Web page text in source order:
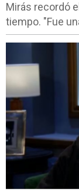
Mirás recordó
tiempo. "Fue